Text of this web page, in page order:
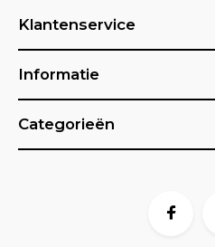
Klantenservice
Informatie
Categorieën